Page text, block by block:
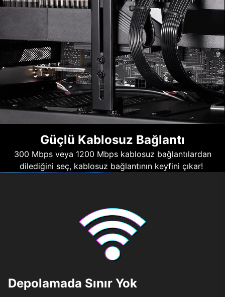
Güçlü Kablosuz Bağlantı
300 Mbps veya 1200 Mbps kablosuz bağlantılardan
dilediğini seç, kablosuz bağlantının keyfini çıkar!
Depolamada Sınır Yok